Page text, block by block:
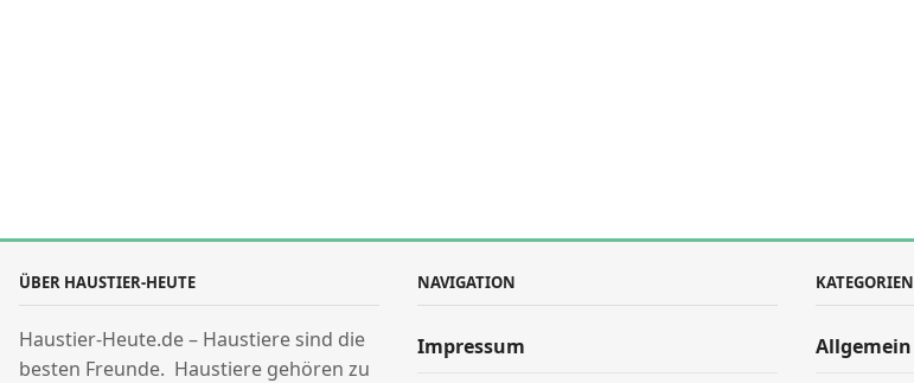
ÜBER HAUSTIER-HEUTE
Haustier-Heute.de – Haustiere sind die
besten Freunde. Haustiere gehören zu
NAVIGATION
Impressum
KATEGORIEN
Allgemein